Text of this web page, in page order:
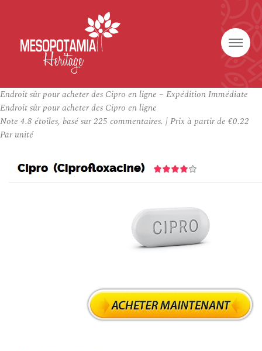
Endroit sûr pour acheter des Cipro en ligne – Expédition Immédiate
Endroit sûr pour acheter des Cipro en ligne
Note 4.8 étoiles, basé sur225 commentaires. |Prix à partir de €0.22
Par unité